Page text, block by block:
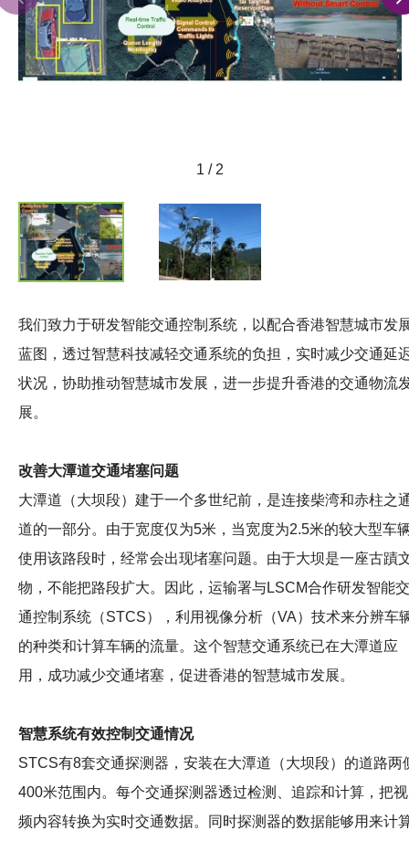
1 / 2
我们致力于研发智能交通控制系统，以配合香港智慧城市发
蓝图，透过智慧科技减轻交通系统的负担，实时减少交通延
状况，协助推动智慧城市发展，进一步提升香港的交通物流
展。
改善大潭道交通堵塞问题
大潭道（大坝段）建于一个多世纪前，是连接柴湾和赤柱之
道的一部分。由于宽度仅为5米，当宽度为2.5米的较大型车
使用该路段时，经常会出现堵塞问题。由于大坝是一座古蹟
物，不能把路段扩大。因此，运输署与LSCM合作研发智能交
通控制系统（STCS），利用视像分析（VA）技术来分辨车
的种类和计算车辆的流量。这个智慧交通系统已在大潭道应
用，成功减少交通堵塞，促进香港的智慧城市发展。
智慧系统有效控制交通情况
STCS有8套交通探测器，安装在大潭道（大坝段）的道路两
400米范围内。每个交通探测器透过检测、追踪和计算，把视
频内容转换为实时交通数据。同时探测器的数据能够用来计